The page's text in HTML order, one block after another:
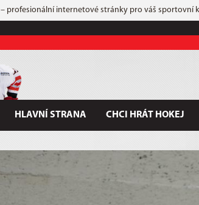
– profesionální internetové stránky pro váš sportovní
HLAVNÍ STRANA CHCI HRÁT HOKEJ